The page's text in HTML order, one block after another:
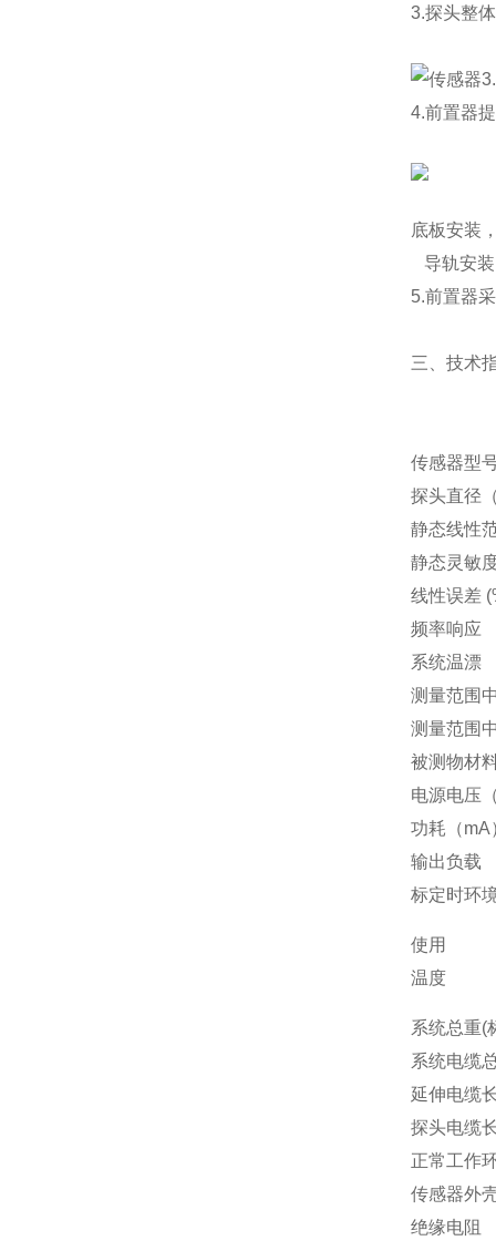
3.探头整
4.前置器
底板安装
导轨安
5.前置器
三、技术
传感器型
探头直径
静态线性
静态灵敏
线性误差
频率响应
系统温漂
测量范围
测量范围
被测物材
电源电压
功耗（mA
输出负载
标定时环
使用
温度
系统总重(
系统电缆
延伸电缆
探头电缆
正常工作
传感器外
绝缘电阻